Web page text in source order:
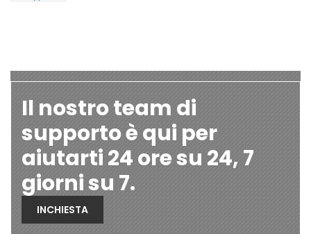
Il nostro team di
supporto è qui per
aiutarti 24 ore su 24, 7
giorni su 7.
INCHIESTA